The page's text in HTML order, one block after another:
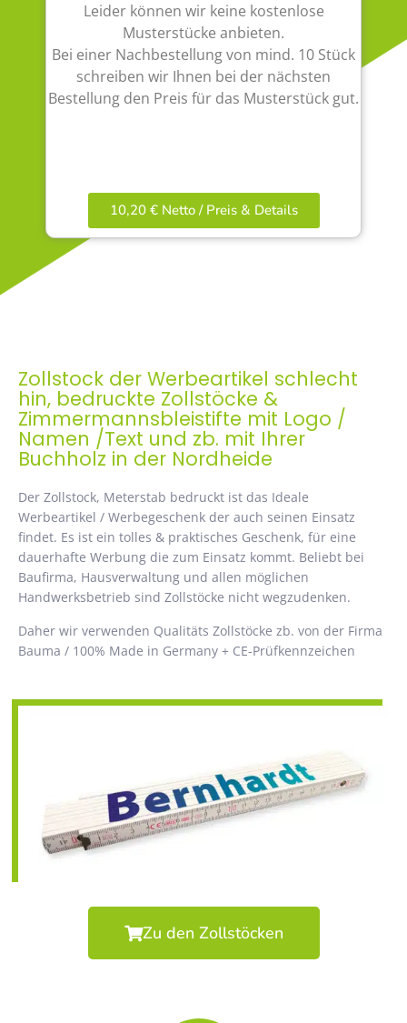
Leider können wir keine kostenlose
Musterstücke anbieten.
Bei einer Nachbestellung von mind. 10 Stück
schreiben wir Ihnen bei der nächsten
Bestellung den Preis für das Musterstück gut.
10,20 € Netto / Preis & Details
Zollstock der Werbeartikel schlecht
hin, bedruckte Zollstöcke &
Zimmermannsbleistifte mit Logo /
Namen /Text und zb. mit Ihrer
Buchholz in der Nordheide
Der Zollstock, Meterstab bedruckt ist das Ideale
Werbeartikel / Werbegeschenk der auch seinen Einsatz
findet. Es ist ein tolles & praktisches Geschenk, für eine
dauerhafte Werbung die zum Einsatz kommt. Beliebt bei
Baufirma, Hausverwaltung und allen möglichen
Handwerksbetrieb sind Zollstöcke nicht wegzudenken.
Daher wir verwenden Qualitäts Zollstöcke zb. von der Firma
Bauma / 100% Made in Germany + CE-Prüfkennzeichen
Zu den Zollstöcken